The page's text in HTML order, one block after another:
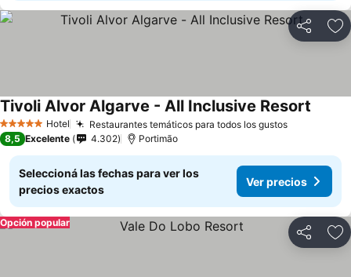
Compartir
5 Estrellas Hotel Restaurantes temáticos para todos los gustosVer
Tivoli Alvor Algarve - All Inclusive Resort
8,5 Excelente 4.302 Portimão
Seleccioná las fechas para ver los
precios exactos
Ver precios
Compartir
Opción popular